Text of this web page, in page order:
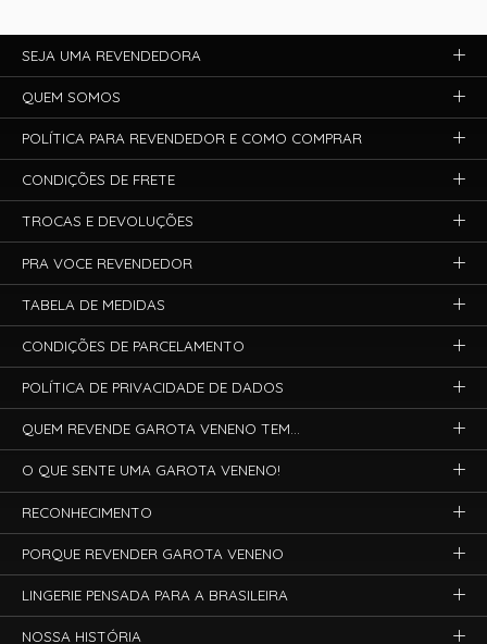
SEJA UMA REVENDEDORA
QUEM SOMOS
POLÍTICA PARA REVENDEDOR E COMO COMPRAR
CONDIÇÕES DE FRETE
TROCAS E DEVOLUÇÕES
PRA VOCE REVENDEDOR
TABELA DE MEDIDAS
CONDIÇÕES DE PARCELAMENTO
POLÍTICA DE PRIVACIDADE DE DADOS
QUEM REVENDE GAROTA VENENO TEM...
O QUE SENTE UMA GAROTA VENENO!
RECONHECIMENTO
PORQUE REVENDER GAROTA VENENO
LINGERIE PENSADA PARA A BRASILEIRA
NOSSA HISTÓRIA